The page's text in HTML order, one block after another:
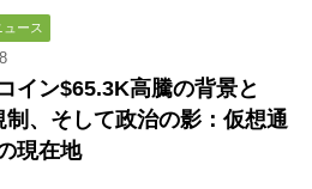
ース
イン$65.3K高騰の背景と
制、そして政治の影：仮想通
現在地